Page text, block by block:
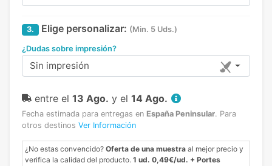
3. Elige personalizar: (Min. 5 Uds.)
¿Dudas sobre impresión?
Sin impresión
entre el 13 Ago. y el 14 Ago.
Fecha estimada para entregas en España Peninsular. Para
otros destinos Ver Información
¿No estas convencido? Oferta de una muestra al mejor precio y
verifica la calidad del producto. 1 ud. 0,49€/ud. + Portes